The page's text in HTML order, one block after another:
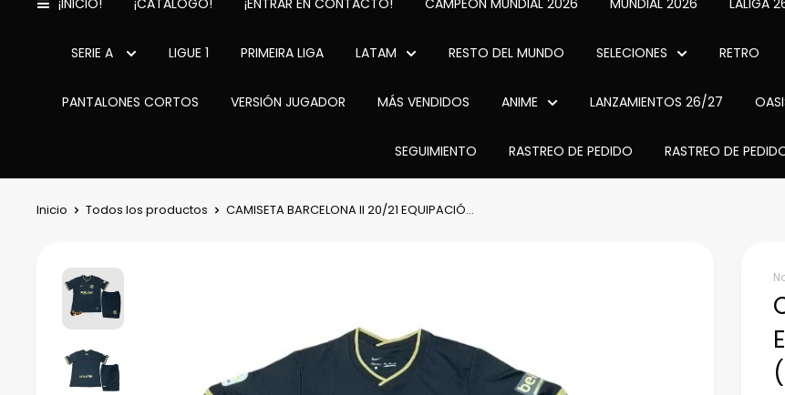
¡INICIO! ¡CATÁLOGO! ¡ENTRAR EN CONTACTO! CAMPEÓN MUNDIAL 2026 MUNDIAL 2026 LALIGA
SERIE A LIGUE 1 PRIMEIRA LIGA LATAM RESTO DEL MUNDO SELECIONES RETRO
PANTALONES CORTOS VERSIÓN JUGADOR MÁS VENDIDOS ANIME LANZAMIENTOS 26/27
SEGUIMIENTO RASTREO DE PEDIDO RASTREO DE
Inicio Todos los productos CAMISETA BARCELONA II 20/21 EQUIPACIÓ...